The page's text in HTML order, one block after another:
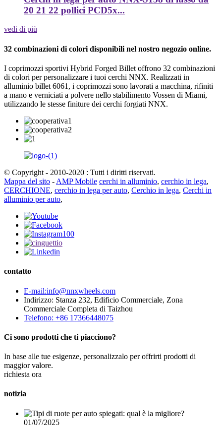
20 21 22 pollici PCD5x...
vedi di più
32 combinazioni di colori disponibili nel nostro negozio online.
I coprimozzi sportivi Hybrid Forged Billet offrono 32 combinazioni
di colori per personalizzare i tuoi cerchi NNX. Realizzati in
alluminio billet 6061, i coprimozzi sono lavorati a macchina, rifiniti
a mano e verniciati a polvere nello stabilimento Vossen di Miami,
utilizzando le stesse finiture dei cerchi forgiati NNX.
© Copyright - 2010-2020 : Tutti i diritti riservati.
Mappa del sito - AMP Mobile cerchi in alluminio, cerchio in lega,
CERCHIONE, cerchio in lega per auto, Cerchio in lega, Cerchi in
alluminio per auto,
contatto
E-mail:info@nnxwheels.com
Indirizzo: Stanza 232, Edificio Commerciale, Zona
Commerciale Completa di Taizhou
Telefono: +86 17366448075
Ci sono prodotti che ti piacciono?
In base alle tue esigenze, personalizzalo per offrirti prodotti di
maggior valore.
richiesta ora
notizia
01/07/2025